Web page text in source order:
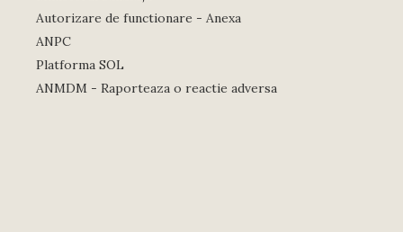
Autorizare de functionare - Anexa
ANPC
Platforma SOL
ANMDM - Raporteaza o reactie adversa